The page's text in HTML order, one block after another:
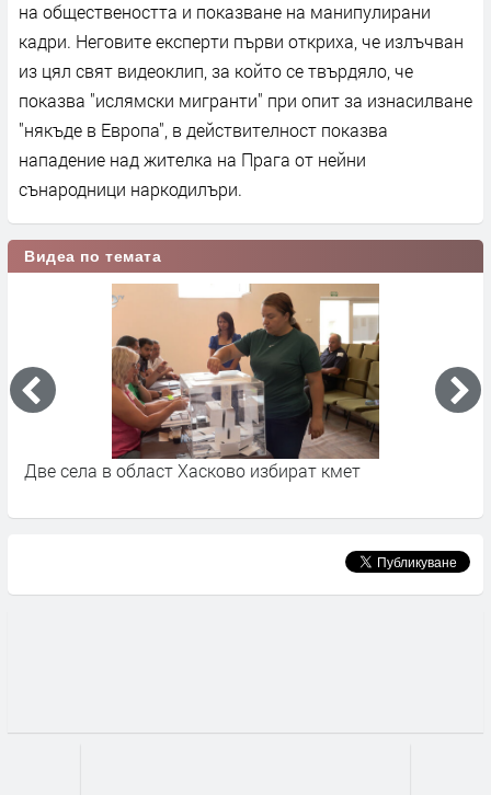
на обществеността и показване на манипулирани
кадри. Неговите експерти първи откриха, че излъчван
из цял свят видеоклип, за който се твърдяло, че
показва "ислямски мигранти" при опит за изнасилване
"някъде в Европа", в действителност показва
нападение над жителка на Прага от нейни
сънародници наркодилъри.
Видеа по темата
Две села в област Хасково избират кмет